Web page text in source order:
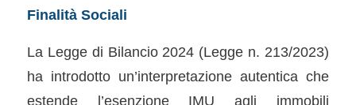
Finalità Sociali
La Legge di Bilancio 2024 (Legge n. 213/2023)
ha introdotto un’interpretazione autentica che
estende l’esenzione IMU agli immobili